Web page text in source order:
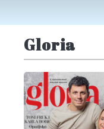
Gloria